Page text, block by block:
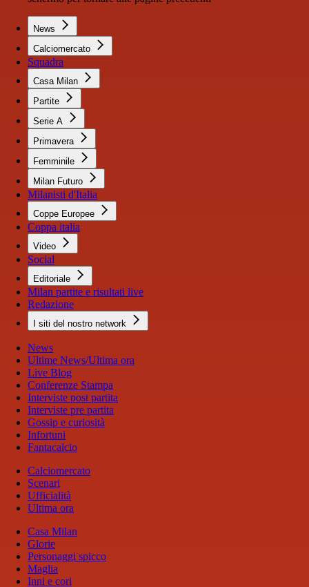
News
Calciomercato
Squadra
Casa Milan
Partite
Serie A
Primavera
Femminile
Milan Futuro
Milanisti d'Italia
Coppe Europee
Coppa italia
Video
Social
Editoriale
Milan partite e risultati live
Redazione
I siti del nostro network
News
Ultime News/Ultima ora
Live Blog
Conferenze Stampa
Interviste post partita
Interviste pre partita
Gossip e curiosità
Infortuni
Fantacalcio
Calciomercato
Scenari
Ufficialità
Ultima ora
Casa Milan
Glorie
Personaggi spicco
Maglia
Inni e cori